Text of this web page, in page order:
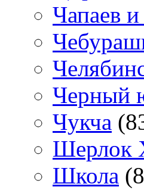
Чапаев
Черный
Чукча
Шерлок
Школа